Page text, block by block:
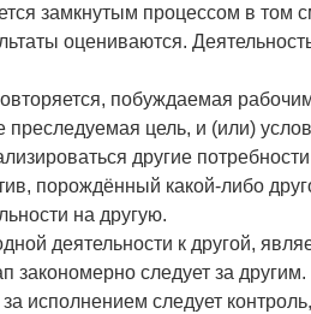
замкнутым процессом в том
оцениваются.
побуждаемая
преследуемая цель, и (или)
другие
порождённый какой-либо
на другую.
деятельности к другой,
следует за
исполнением следует